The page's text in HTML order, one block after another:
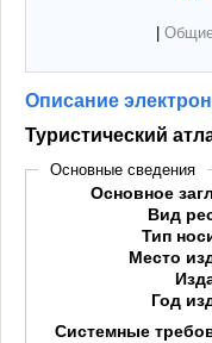
Описание
Туристический
Основные сведения
Основное
Вид
Тип
Место
Год
Системные